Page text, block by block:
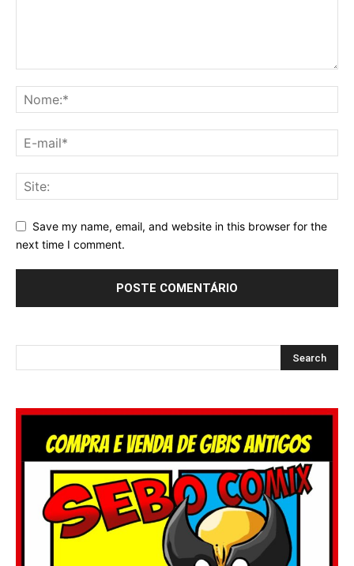
Save my name, email, and website in this browser for the
next time I comment.